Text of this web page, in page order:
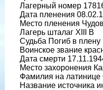
Лагерный номер
Дата пленения
Место пленения
Лагерь шталаг XIII B
Судьба Погиб в плену
Воинское звание
Дата смерти
Место захоронения
Фамилия на латинице
Название